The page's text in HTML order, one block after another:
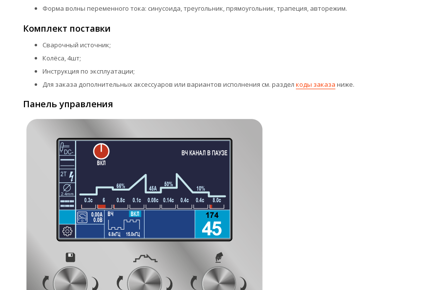
Форма волны переменного тока: синусоида, треугольник, прямоугольник, трапеция, авторежим.
Комплект поставки
Сварочный источник;
Колёса, 4шт;
Инструкция по эксплуатации;
Для заказа дополнительных аксессуаров или вариантов исполнения см. раздел коды заказа ниже.
Панель управления